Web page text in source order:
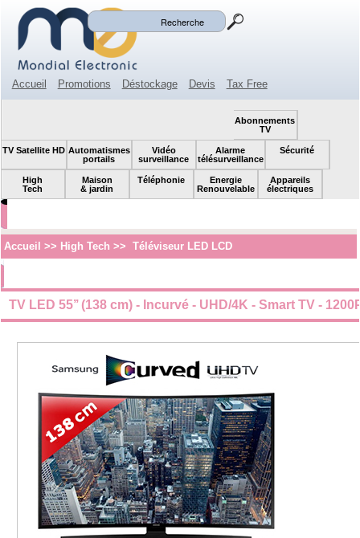
Mon compte
Accueil Promotions Déstockage Devis
Tax Free
Abonnements
TV
TV Satellite HD Automatismes
portails
Vidéo
surveillance
Alarme
télésurveillance
Sécurité
High
Tech
Maison
& jardin
Téléphonie
Energie
Renouvelable
Appareils
électriques
Accueil >> High Tech >> Téléviseur LED LCD
TV LED 55’’ (138 cm) - Incurvé - UHD/4K - Smart TV -